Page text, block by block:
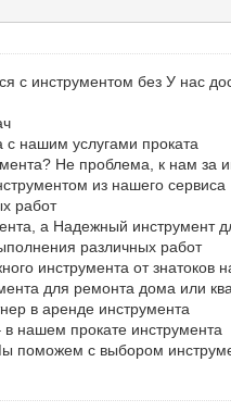
с инструментом без У нас
с нашим услугами проката
Не проблема, к нам за
из нашего сервиса
работ
а Надежный инструмент
различных работ
инструмента от знатоков
для ремонта дома или
в аренде инструмента
нашем прокате инструмента
поможем с выбором